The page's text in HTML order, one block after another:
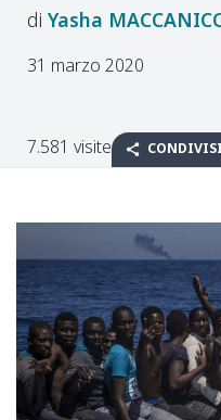
Yasha
31 marzo 2020
7.581 visite